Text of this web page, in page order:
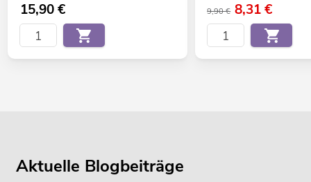
15,90€ 9,90 € 8,31€
Aktuelle Blogbeiträge